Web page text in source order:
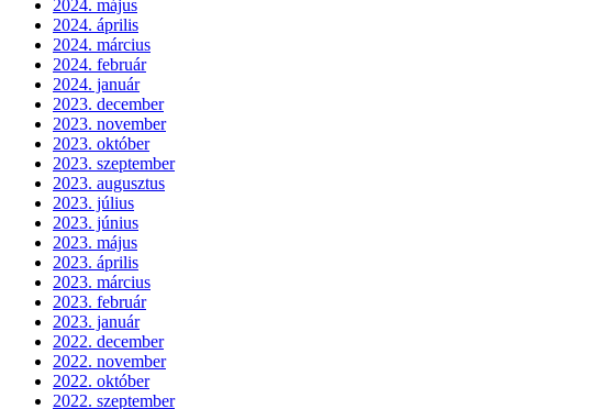
2024. május
2024. április
2024. március
2024. február
2024. január
2023. december
2023. november
2023. október
2023. szeptember
2023. augusztus
2023. július
2023. június
2023. május
2023. április
2023. március
2023. február
2023. január
2022. december
2022. november
2022. október
2022. szeptember